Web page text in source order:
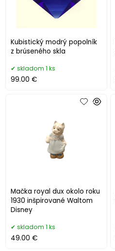
Kubistický modrý popolník
z brúseného skla
skladom 1 ks
99.00 €
Mačka royal dux okolo roku
1930 inšpirované Waltom
Disney
skladom 1 ks
49.00 €